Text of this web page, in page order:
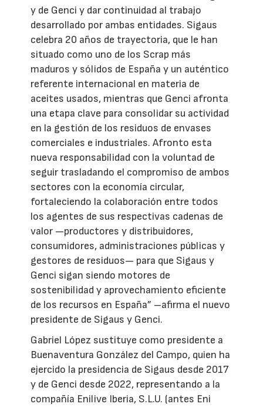
y de Genci y dar continuidad al trabajo
desarrollado por ambas entidades. Sigaus
celebra 20 años de trayectoria, que le han
situado como uno de los Scrap más
maduros y sólidos de España y un auténtico
referente internacional en materia de
aceites usados, mientras que Genci afronta
una etapa clave para consolidar su actividad
en la gestión de los residuos de envases
comerciales e industriales. Afronto esta
nueva responsabilidad con la voluntad de
seguir trasladando el compromiso de ambos
sectores con la economía circular,
fortaleciendo la colaboración entre todos
los agentes de sus respectivas cadenas de
valor —productores y distribuidores,
consumidores, administraciones públicas y
gestores de residuos— para que Sigaus y
Genci sigan siendo motores de
sostenibilidad y aprovechamiento eficiente
de los recursos en España” –afirma el nuevo
presidente de Sigaus y Genci.
Gabriel López sustituye como presidente a
Buenaventura González del Campo, quien ha
ejercido la presidencia de Sigaus desde 2017
y de Genci desde 2022, representando a la
compañía Enilive Iberia, S.L.U. (antes Eni